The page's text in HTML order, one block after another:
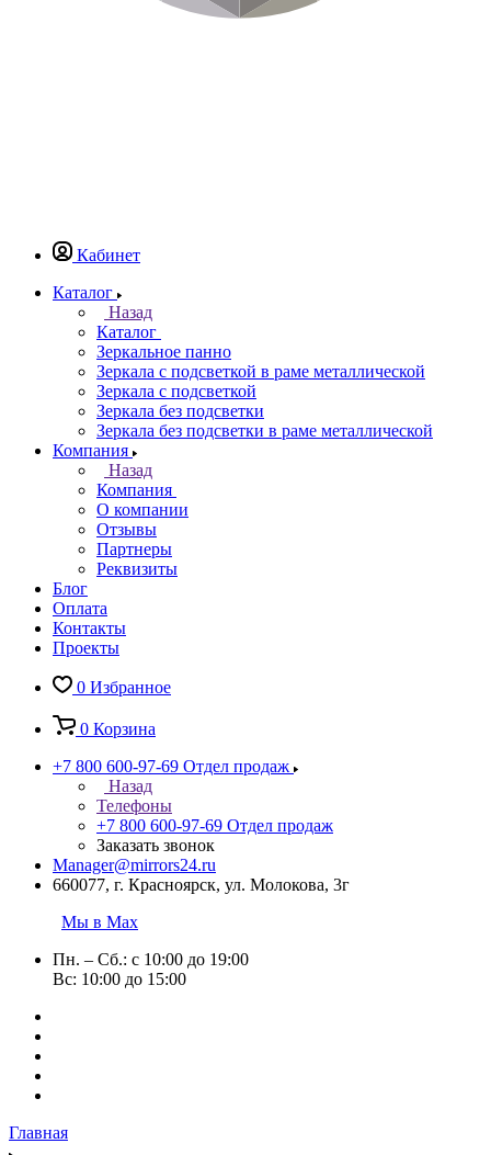
Кабинет
Каталог
Назад
Каталог
Зеркальное панно
Зеркала с подсветкой в раме металлической
Зеркала с подсветкой
Зеркала без подсветки
Зеркала без подсветки в раме металлической
Компания
Назад
Компания
О компании
Отзывы
Партнеры
Реквизиты
Блог
Оплата
Контакты
Проекты
0 Избранное
0 Корзина
+7 800 600-97-69 Отдел продаж
Назад
Телефоны
+7 800 600-97-69 Отдел продаж
Заказать звонок
Manager@mirrors24.ru
660077, г. Красноярск, ул. Молокова, 3г
Мы в Max
Пн. – Сб.: с 10:00 до 19:00
Вс: 10:00 до 15:00
Главная